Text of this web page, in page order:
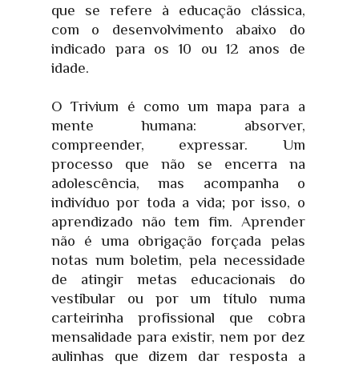
que se refere à educação clássica,
com o desenvolvimento abaixo do
indicado para os 10 ou 12 anos de
idade.
O Trivium é como um mapa para a
mente humana: absorver,
compreender, expressar. Um
processo que não se encerra na
adolescência, mas acompanha o
indivíduo por toda a vida; por isso, o
aprendizado não tem fim. Aprender
não é uma obrigação forçada pelas
notas num boletim, pela necessidade
de atingir metas educacionais do
vestibular ou por um título numa
carteirinha profissional que cobra
mensalidade para existir, nem por dez
aulinhas que dizem dar resposta a